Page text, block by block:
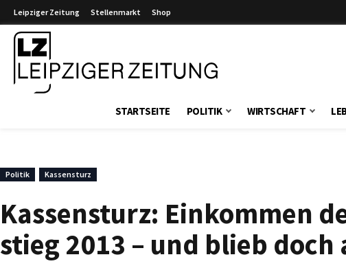
Leipziger Zeitung Stellenmarkt Shop
STARTSEITE POLITIK WIRTSCHAFT
Politik Kassensturz
Kassensturz: Einkommen
stieg 2013 – und blieb